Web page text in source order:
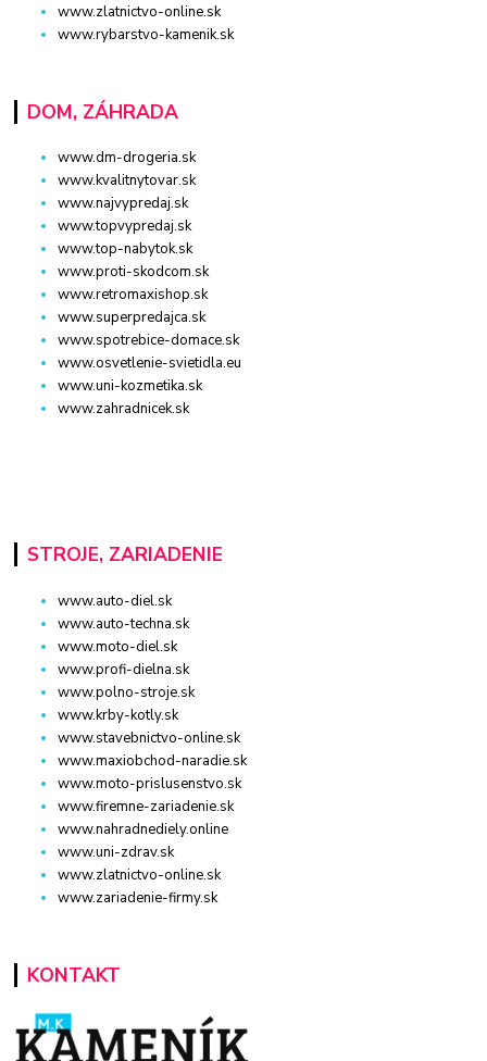
www.zlatnictvo-online.sk
www.rybarstvo-kamenik.sk
DOM, ZÁHRADA
www.dm-drogeria.sk
www.kvalitnytovar.sk
www.najvypredaj.sk
www.topvypredaj.sk
www.top-nabytok.sk
www.proti-skodcom.sk
www.retromaxishop.sk
www.superpredajca.sk
www.spotrebice-domace.sk
www.osvetlenie-svietidla.eu
www.uni-kozmetika.sk
www.zahradnicek.sk
STROJE, ZARIADENIE
www.auto-diel.sk
www.auto-techna.sk
www.moto-diel.sk
www.profi-dielna.sk
www.polno-stroje.sk
www.krby-kotly.sk
www.stavebnictvo-online.sk
www.maxiobchod-naradie.sk
www.moto-prislusenstvo.sk
www.firemne-zariadenie.sk
www.nahradnediely.online
www.uni-zdrav.sk
www.zlatnictvo-online.sk
www.zariadenie-firmy.sk
KONTAKT